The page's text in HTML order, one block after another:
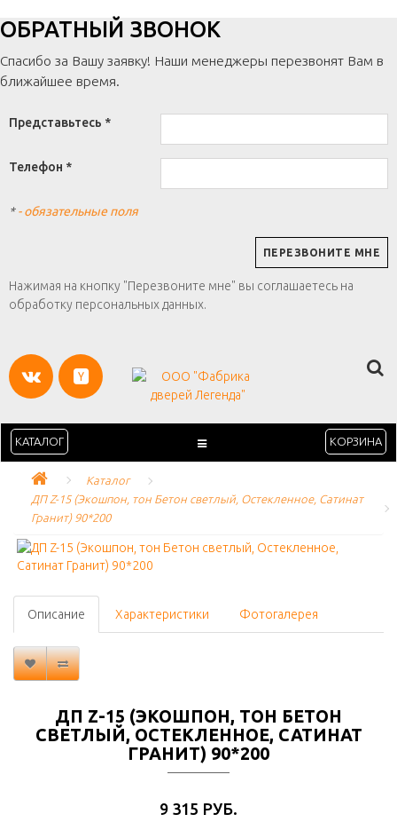
ОБРАТНЫЙ ЗВОНОК
Спасибо за Вашу заявку! Наши менеджеры перезвонят Вам в
ближайшее время.
Представьтесь *
Телефон *
*- обязательные поля
Нажимая на кнопку "Перезвоните мне" вы соглашаетесь на
обработку персональных данных.
КАТАЛОГ КОРЗИНА
Каталог
ДП Z-15 (Экошпон, тон Бетон светлый, Остекленное, Сатинат
Гранит) 90*200
Описание Характеристики Фотогалерея
ДП Z-15 (ЭКОШПОН, ТОН БЕТОН
СВЕТЛЫЙ, ОСТЕКЛЕННОЕ, САТИНАТ
ГРАНИТ) 90*200
9 315 РУБ.